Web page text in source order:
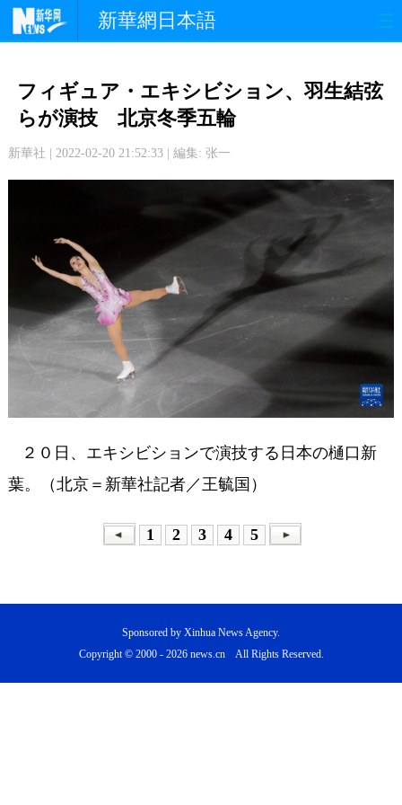
新華網日本語
文 化 観 光
中日交流 国 際
フィギュア・エキシビション、羽生結弦
らが演技 北京冬季五輪
新華社 | 2022-02-20 21:52:33 | 編集: 张一
２０日、エキシビションで演技する日本の樋口新
葉。（北京＝新華社記者／王毓国）
1 2 3 4 5
Sponsored by Xinhua News Agency.
Copyright © 2000 - 2026 news.cn All Rights Reserved.